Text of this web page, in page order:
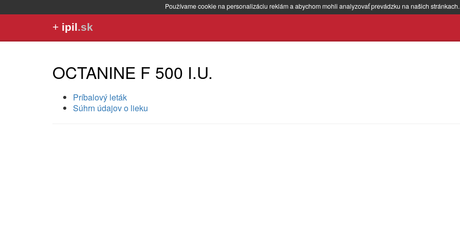
Používame cookie na personalizáciu reklám a abychom mohli analyzovať prevádzku na našich stránkach.
+ ipil.sk
OCTANINE F 500 I.U.
Príbalový leták
Súhrn údajov o lieku